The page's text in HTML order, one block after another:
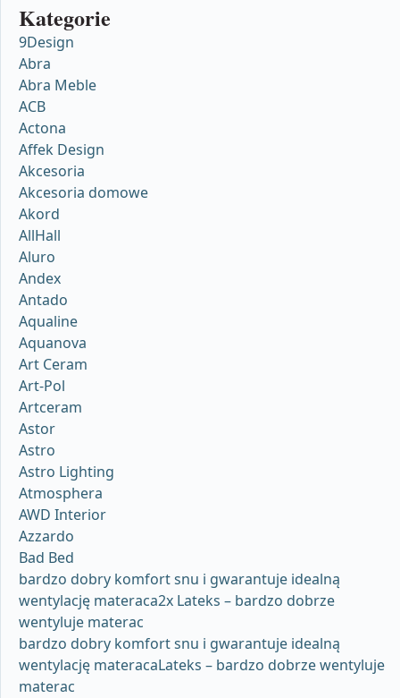
Kategorie
9Design
Abra
Abra Meble
ACB
Actona
Affek Design
Akcesoria
Akcesoria domowe
Akord
AllHall
Aluro
Andex
Antado
Aqualine
Aquanova
Art Ceram
Art-Pol
Artceram
Astor
Astro
Astro Lighting
Atmosphera
AWD Interior
Azzardo
Bad Bed
bardzo dobry komfort snu i gwarantuje idealną
wentylację materaca2x Lateks – bardzo dobrze
wentyluje materac
bardzo dobry komfort snu i gwarantuje idealną
wentylację materacaLateks – bardzo dobrze wentyluje
materac